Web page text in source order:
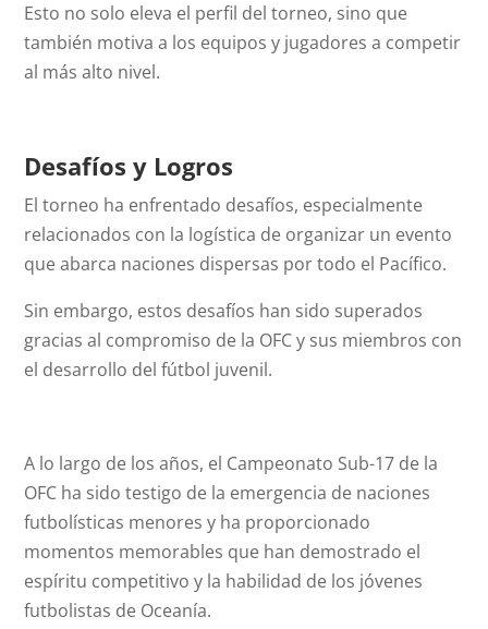
Esto no solo eleva el perfil del torneo, sino que
también motiva a los equipos y jugadores a competir
al más alto nivel.
Desafíos y Logros
El torneo ha enfrentado desafíos, especialmente
relacionados con la logística de organizar un evento
que abarca naciones dispersas por todo el Pacífico.
Sin embargo, estos desafíos han sido superados
gracias al compromiso de la OFC y sus miembros con
el desarrollo del fútbol juvenil.
A lo largo de los años, el Campeonato Sub-17 de la
OFC ha sido testigo de la emergencia de naciones
futbolísticas menores y ha proporcionado
momentos memorables que han demostrado el
espíritu competitivo y la habilidad de los jóvenes
futbolistas de Oceanía.